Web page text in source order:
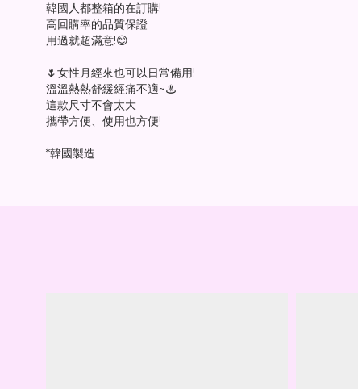
韓國人都整箱的在訂購!
高回購率的品質保證
用過就超滿意!😊
🌷女性月經來也可以日常備用!
溫溫熱熱舒緩經痛不適~♨
這款尺寸不會太大
攜帶方便、使用也方便!
*韓國製造